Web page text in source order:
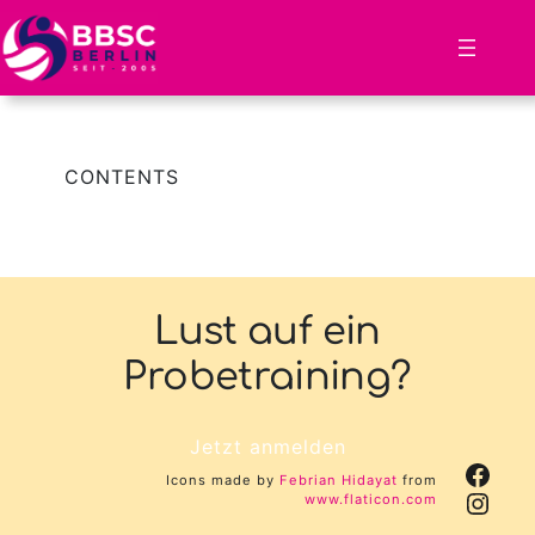
Zum
Inhalt
springen
CONTENTS
Lust auf ein
Probetraining?
Jetzt anmelden
Icons made by Febrian Hidayat from
www.flaticon.com